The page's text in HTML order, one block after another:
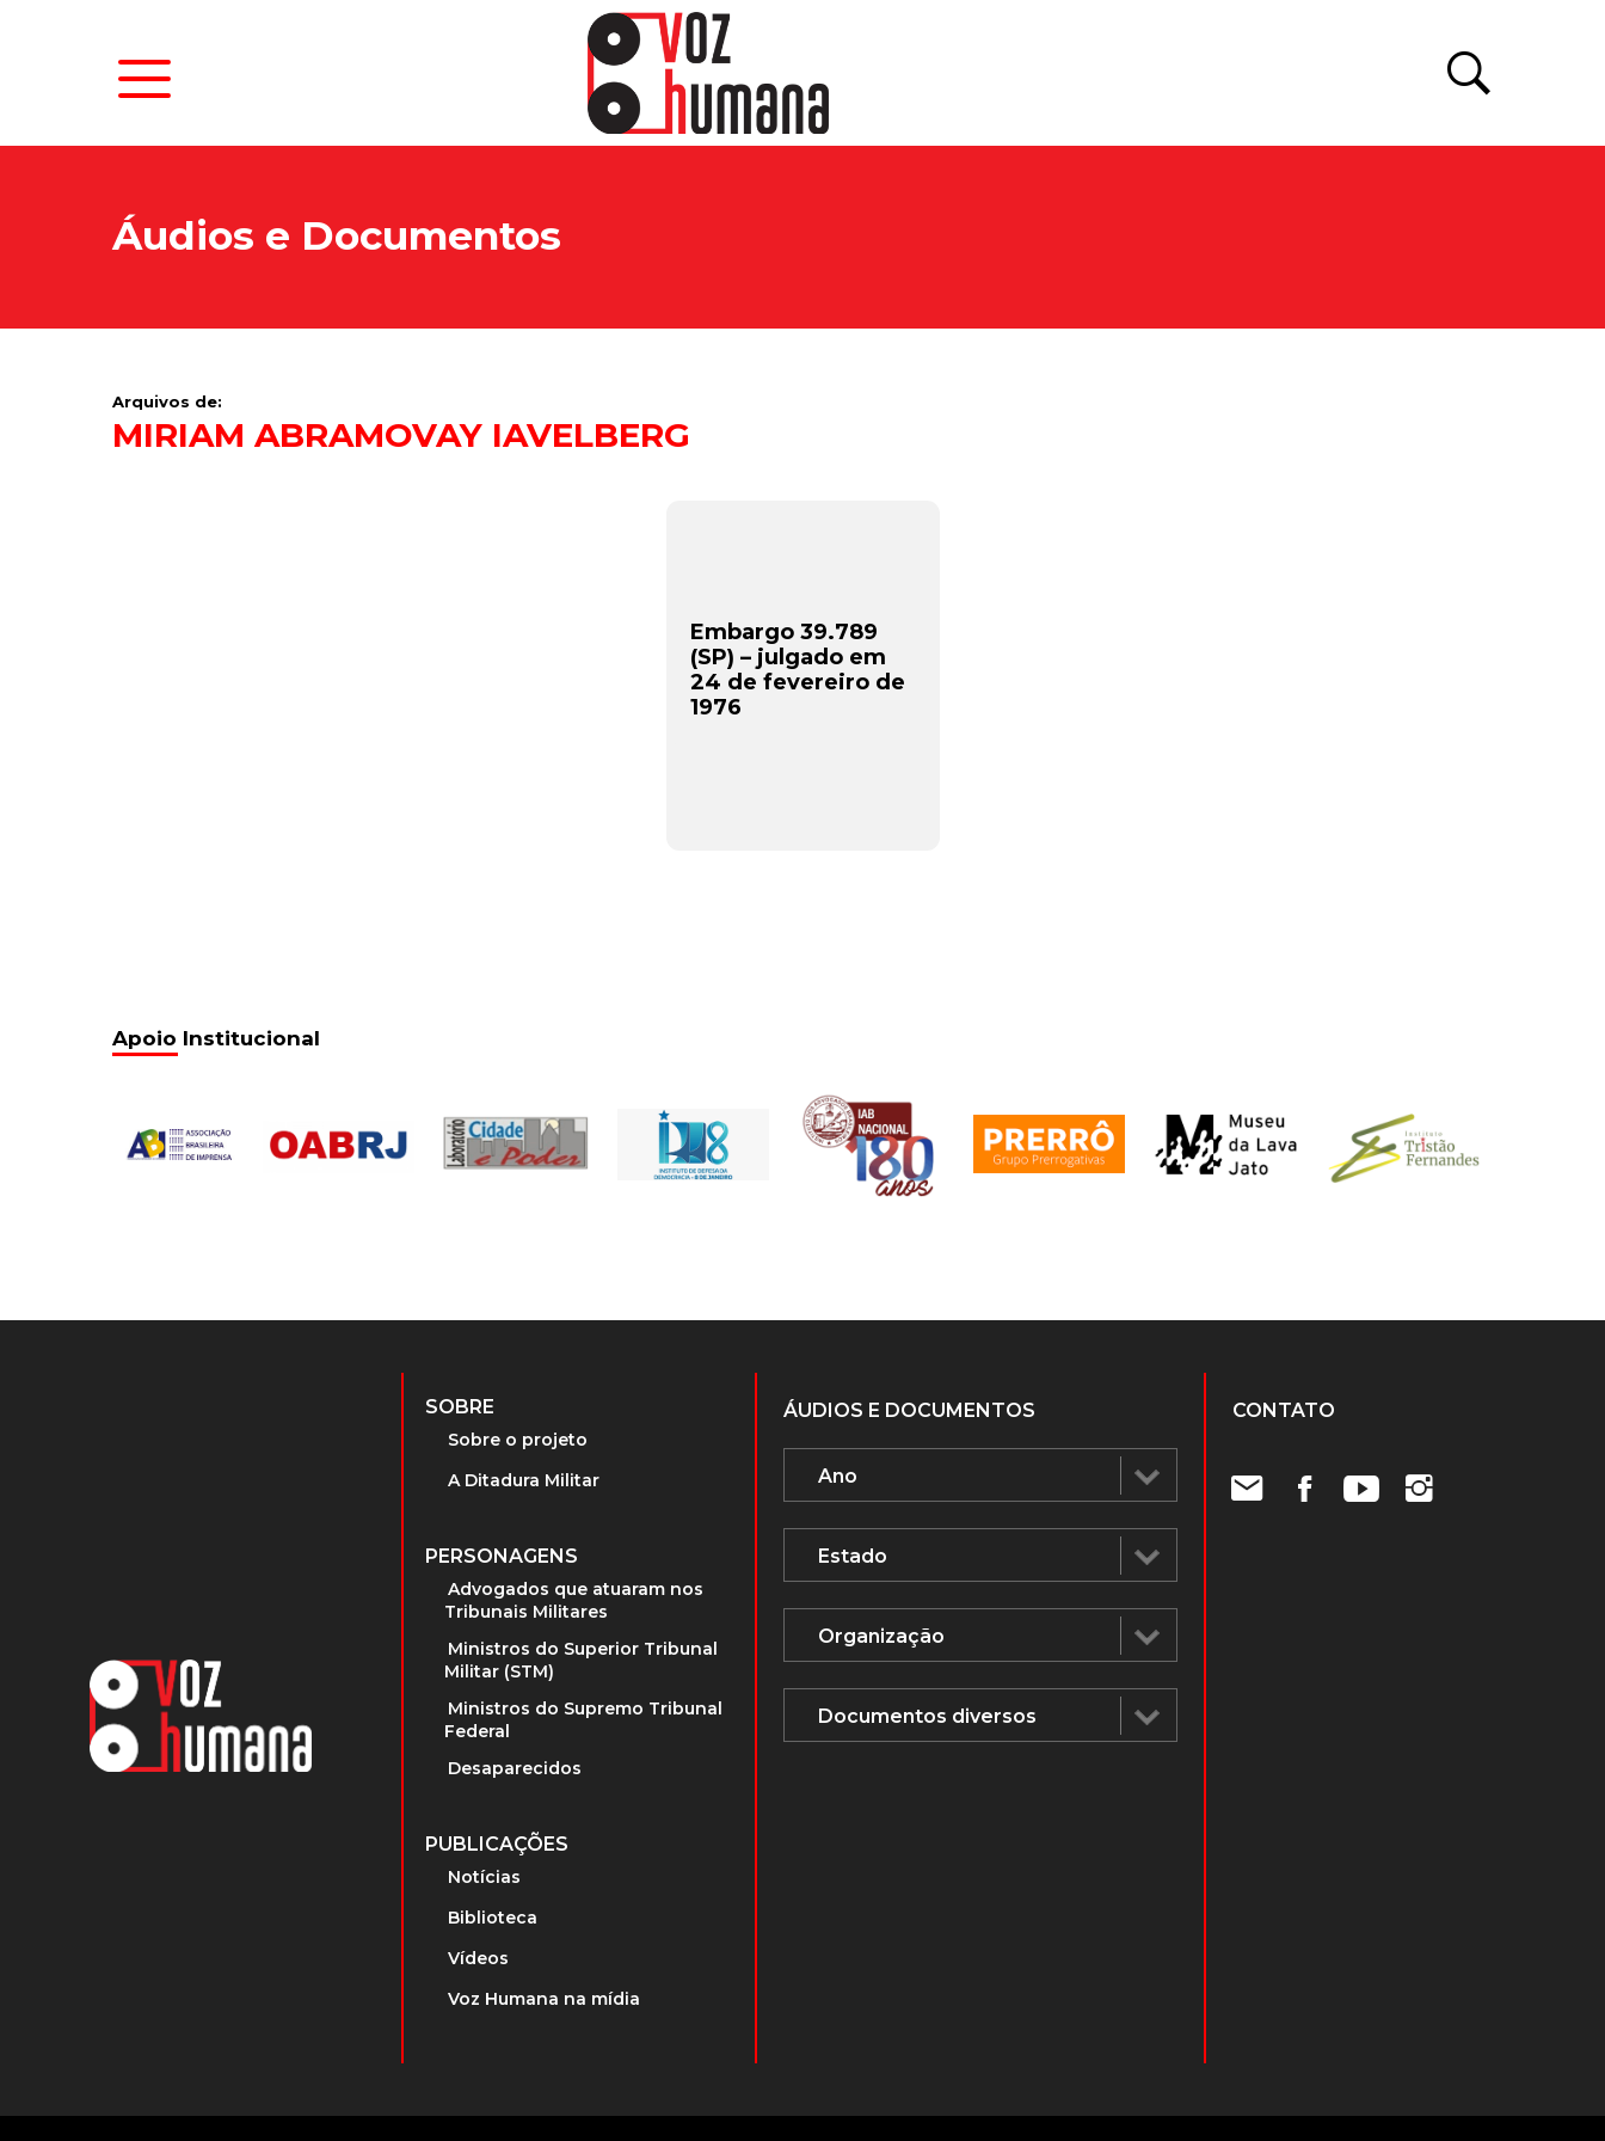
Áudios e Documentos
Arquivos de:
MIRIAM ABRAMOVAY IAVELBERG
Embargo 39.789
(SP) – julgado em
24 de fevereiro de
1976
Apoio Institucional
SOBRE
Sobre o projeto
A Ditadura Militar
PERSONAGENS
Advogados que atuaram nos
Tribunais Militares
Ministros do Superior Tribunal
Militar (STM)
Ministros do Supremo Tribunal
Federal
Desaparecidos
PUBLICAÇÕES
Notícias
Biblioteca
Vídeos
Voz Humana na mídia
ÁUDIOS E DOCUMENTOS CONTATO